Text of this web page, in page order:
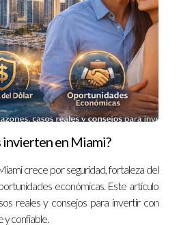
origen y la carga actual del
familia en mi solicitud?
e hijos solteros menores
en tu solicitud.
no genera los
puedes perder tu estatus
podría verse comprometida.
viables.
en Miami?
crece por seguridad, fortaleza del
económicas. Este artículo
reales y consejos para invertir con
y confiable.